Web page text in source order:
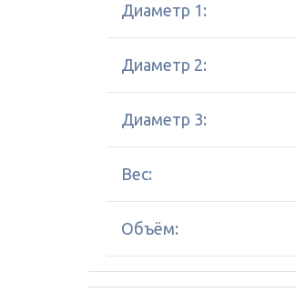
Диаметр 1:
Диаметр 2:
Диаметр 3:
Вес:
Объём: